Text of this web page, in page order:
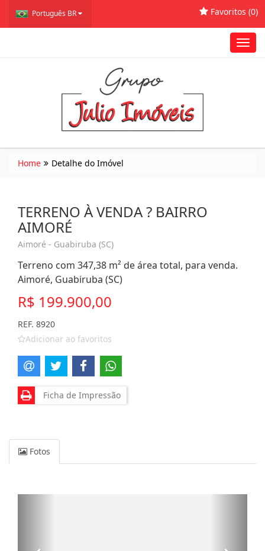
Português BR Favoritos (0)
Home Detalhe do Imóvel
TERRENO À VENDA ? BAIRRO
AIMORÉ
Aimoré - Guabiruba (SC)
Terreno com 347,38 m² de área total, para venda.
Aimoré, Guabiruba (SC)
R$ 199.900,00
REF. 8920
Adicionar ao favoritos
Ficha de Impressão
Fotos